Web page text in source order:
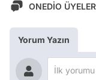
ONEDİO
Yorum Yazın